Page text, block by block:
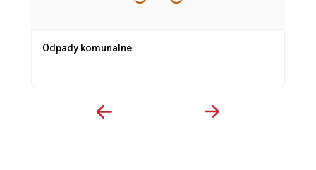
Odpady komunalne